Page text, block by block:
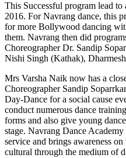
This Successful program lead
2016. For Navrang dance, this
for more Bollywood dancing
them. Navrang then did
Choreographer Dr. Sandip
Nishi Singh (Kathak),
Mrs Varsha Naik now has a
Choreographer Sandip
Day-Dance for a social cause
conduct numerous dance
forms and also give young
stage. Navrang Dance
service and brings awareness
cultural through the medium of